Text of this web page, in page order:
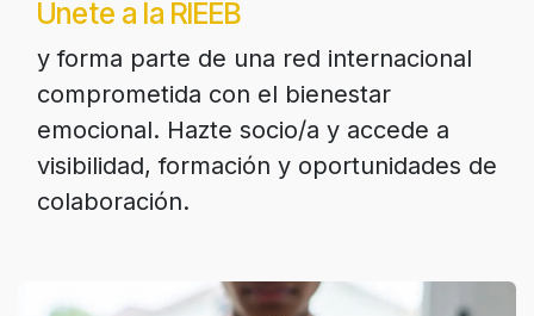
Únete a la RIEEB
y forma parte de una red internacional
comprometida con el bienestar
emocional. Hazte socio/a y accede a
visibilidad, formación y oportunidades de
colaboración.